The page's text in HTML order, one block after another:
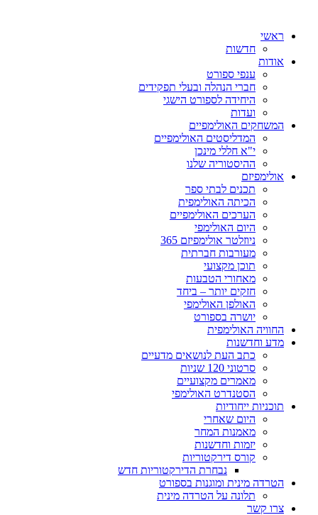
ראשי
חדשות
אודות
ענפי ספורט
חברי הנהלה ובעלי תפקידים
היחידה לספורט הישגי
ועדות
המשחקים האולימפיים
המדליסטים האולימפיים
י"א חללי מינכן
ההיסטוריה שלנו
אולימפיזם
תכנים לבתי ספר
הכיתה האולימפית
הערכים האולימפיים
היום האולימפי
ניוזלטר אולימפיזם 365
מעורבות חברתית
תוכן מקצועי
מאחורי הטבעות
חזקים יותר – ביחד
האולפן האולימפי
יושרה בספורט
החוויה האולימפית
מדע וחדשנות
כתב העת לנושאים מדעיים
סרטוני 120 שניות
מאמרים מקצועיים
הסטנדרט האולימפי
תוכניות ייחודיות
היום שאחרי
מאמנות המחר
יזמות וחדשנות
קורס דירקטוריות
נבחרת הדירקטוריות חדש
הטרדה מינית ומוגנות בספורט
תלונה על הטרדה מינית
צרו קשר